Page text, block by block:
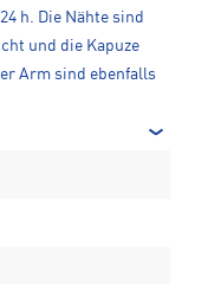
h. Die Nähte sind
und die Kapuze
Arm sind ebenfalls